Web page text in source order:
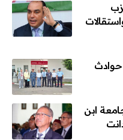
حوادث
ابن